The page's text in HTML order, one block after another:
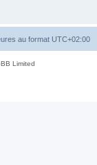
au format UTC+02:00
Limited